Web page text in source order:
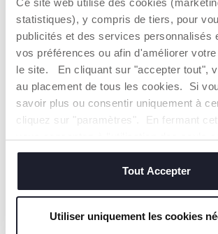
Ce site web utilise des cookies
statistiques), y compris de tiers, pour
publicités et des services personnalisés
vos préférences ou afin d'améliorer
le site. En cliquant sur "accepter tout",
au placement de tous les cookies. Si
savoir plus ou consentir uniquement à
cliquez sur "paramètres". En fermant
techniques, qui sont essentiels au
Tout Accepter
Utiliser uniquement les cookies
confidentialité
S’ABONNER À LA
PRODUITS POUVANT
INTÉRESSER
2=3